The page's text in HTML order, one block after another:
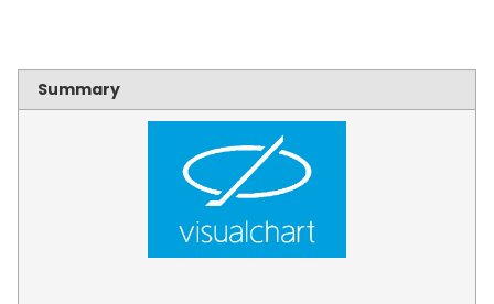
Summary